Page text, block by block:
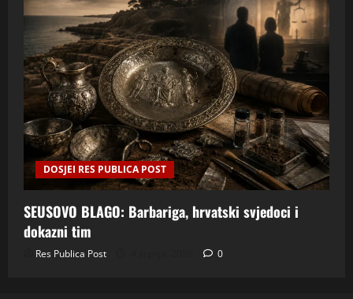
DOSJEI RES PUBLICA POST
SEUSOVO BLAGO: Barbariga, hrvatski svjedoci i
dokazni tim
Res Publica Post 0